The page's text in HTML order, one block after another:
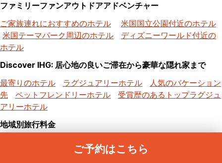
ご予約はこちら
ファミリーファンアウトドアアドベンチャー
ご家族連れにおすすめのホテル
米国国立公園付近のホテル
米国テーマパーク周辺のホテル
ディズニーワールド付近の
ホテル
Discover IHG: 居心地の良いご滞在から豪華な隠れ家まで
最寄りのホテル
ラグジュアリーホテル
人気のバケーション
先
ペットフレンドリーホテル
受賞歴のあるトップラグジュ
アリーホテル
地域別旅行料金
アジアのホテル
オーストラリア＆太平
メキシコと中央アメリカのホテル